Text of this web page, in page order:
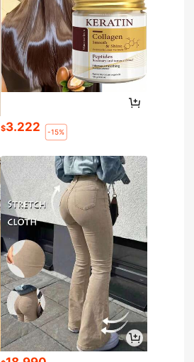
$3.222 -15%